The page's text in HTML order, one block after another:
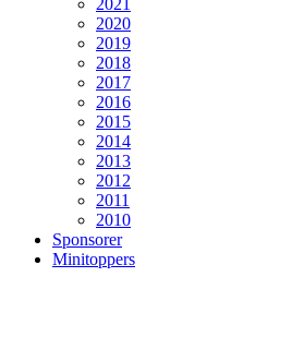
2021
2020
2019
2018
2017
2016
2015
2014
2013
2012
2011
2010
Sponsorer
Minitoppers